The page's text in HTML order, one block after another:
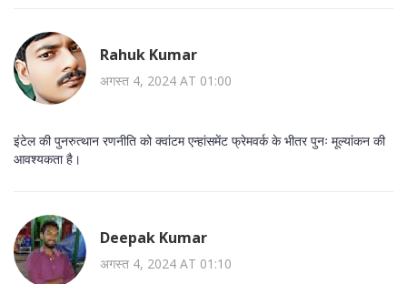
Rahuk Kumar
अगस्त 4, 2024 AT 01:00
इंटेल की पुनरुत्थान रणनीति को क्वांटम एन्हांसमेंट फ्रेमवर्क के भीतर पुनः मूल्यांकन की
आवश्यकता है।
Deepak Kumar
अगस्त 4, 2024 AT 01:10